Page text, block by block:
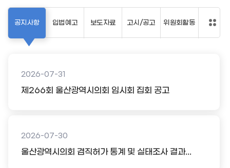
공지사항
2026-07-31
제266회 울산광역시의회 임시회 집회 공고
2026-07-30
울산광역시의회 겸직허가 통계 및 실태조사 결과...
입법예고 보도자료 고시/공고 위원회활동